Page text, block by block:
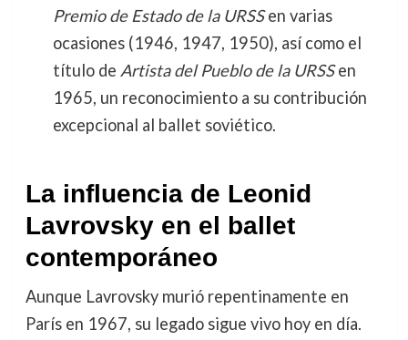
Premio de Estado de la URSSen varias
ocasiones (1946, 1947, 1950), así como el
título de Artista del Pueblo de la URSSen
1965, un reconocimiento a su contribución
excepcional al ballet soviético.
La influencia de Leonid
Lavrovsky en el ballet
contemporáneo
Aunque Lavrovsky murió repentinamente en
París en 1967, su legado sigue vivo hoy en día.